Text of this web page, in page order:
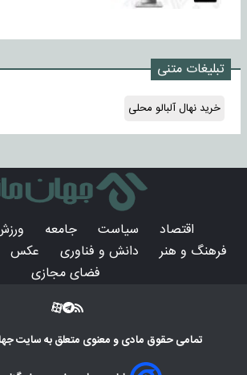
تبلیغات متنی
خرید نهال آلبالو محلی
اقتصاد سیاست جامعه
فرهنگ و هنر
دانش و فناوری عکس
فضای مجازی
تمامی حقوق مادی و معنوی متعلق به سایت